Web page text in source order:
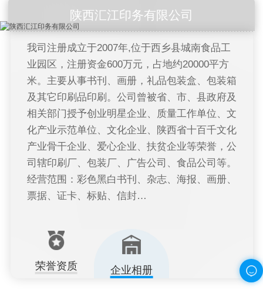
陕西汇江印务有限公司
我司注册成立于2007年,位于西乡县城南食品工
业园区，注册资金600万元，占地约20000平方
米。主要从事书刊、画册，礼品包装盒、包装箱
及其它印刷品印刷。公司曾被省、市、县政府及
相关部门授予创业明星企业、质量工作单位、文
化产业示范单位、文化企业、陕西省十百千文化
产业骨干企业、爱心企业、扶贫企业等荣誉，公
司辖印刷厂、包装厂、广告公司、食品公司等。
经营范围：彩色黑白书刊、杂志、海报、画册、
票据、证卡、标贴、信封…
荣誉资质 企业相册